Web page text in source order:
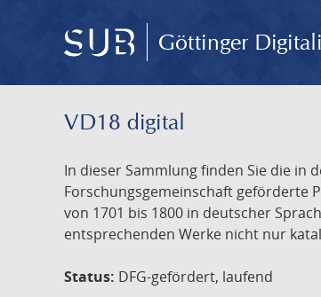
Göttinger
VD18 digital
In dieser Sammlung finden Sie die in
Forschungsgemeinschaft geförderte
von 1701 bis 1800 in deutscher
entsprechenden Werke nicht nur
Status: DFG-gefördert, laufend